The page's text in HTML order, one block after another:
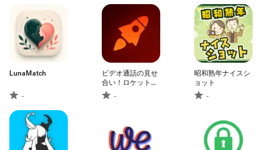
LunaMatch
-
ビデオ通話の見せ
合い！ロケットの
ビデオチャットで
目標達成
-
昭和熟年ナイスシ
ョット
-